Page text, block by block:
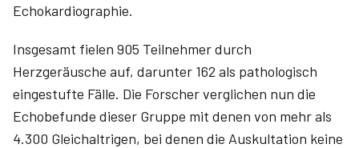
Echokardiographie.
Insgesamt fielen 905 Teilnehmer durch
Herzgeräusche auf, darunter 162 als pathologisch
eingestufte Fälle. Die Forscher verglichen nun die
Echobefunde dieser Gruppe mit denen von mehr als
4.300 Gleichaltrigen, bei denen die Auskultation keine